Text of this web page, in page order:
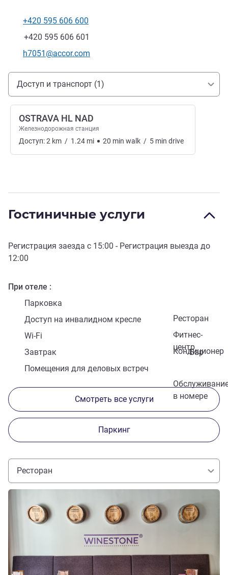
Телефон
+420 595 606 600
Факс
+420 595 606 601
Контактный адрес электронной почты
h7051@accor.com
Доступ и транспорт
Доступ и транспорт (1)
OSTRAVA HL NAD
Железнодорожная станция
Доступ:2 km / 1.24 mi 20 min walk / 5 min drive
Гостиничные услуги
Регистрация заезда с 15:00 - Регистрация выезда до
12:00
При отеле
Парковка
Ресторан
Доступ на инвалидном кресле
Фитнес-
центр
Wi-Fi
Кондиционер
Завтрак
Бар
Помещения для деловых встреч
в номере
Смотреть все услуги
Паркинг
Ресторан
Подробная информация